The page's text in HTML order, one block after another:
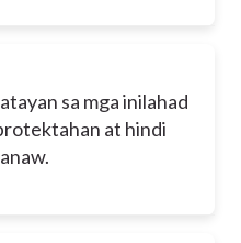
sa mga inilahad
at hindi